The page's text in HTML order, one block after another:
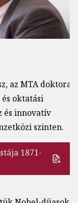
az MTA doktora.
oktatási
és innovatív
szinten.
1871-